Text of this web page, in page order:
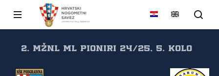
2. MŽNL ML PIONIRI 24/25, 5. kolo